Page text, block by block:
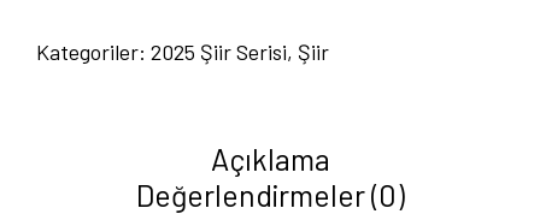
Şiir
Kategoriler: 2025 Şiir Serisi, Şiir
Açıklama
Değerlendirmeler (0)